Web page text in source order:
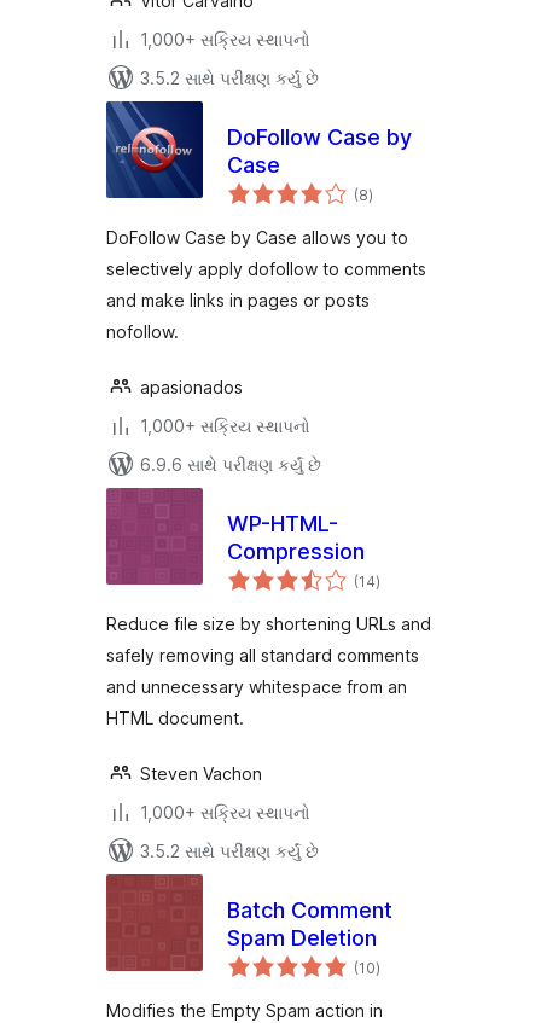
1,000+ સક્રિય સ્થાપનો
3.5.2 સાથે પરીક્ષણ કર્યું છે
DoFollow Case by
Case
(8કુલ
રેટિંગ્સ
)
DoFollow Case by Case allows you to
selectively apply dofollow to comments
and make links in pages or posts
nofollow.
apasionados
1,000+ સક્રિય સ્થાપનો
6.9.6 સાથે પરીક્ષણ કર્યું છે
WP-HTML-
Compression
(14કુલ
રેટિંગ્સ
)
Reduce file size by shortening URLs and
safely removing all standard comments
and unnecessary whitespace from an
HTML document.
Steven Vachon
1,000+ સક્રિય સ્થાપનો
3.5.2 સાથે પરીક્ષણ કર્યું છે
Batch Comment
Spam Deletion
(10કુલ
રેટિંગ્સ
)
Modifies the Empty Spam action in